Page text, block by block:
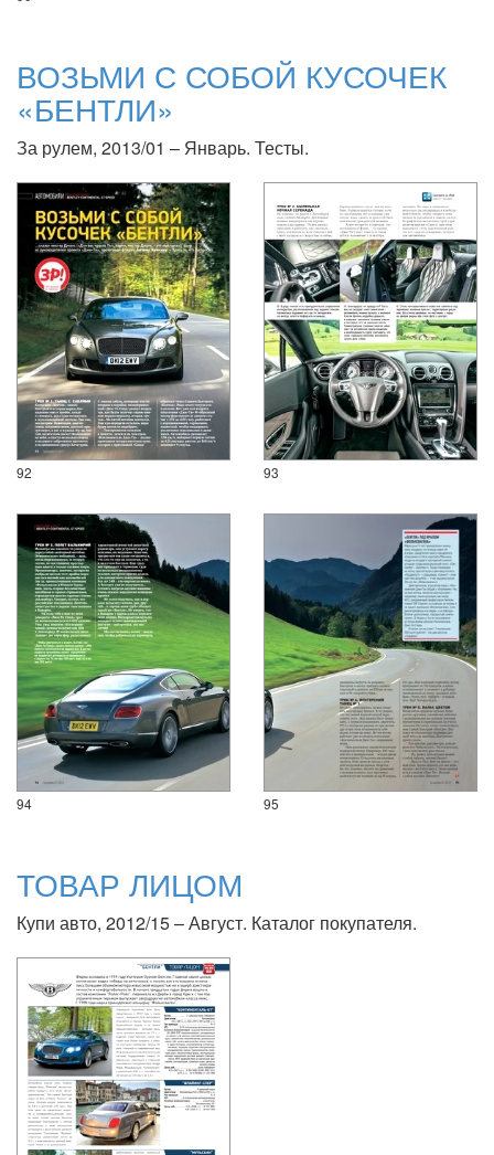
ВОЗЬМИ С СОБОЙ КУСОЧЕК
«БЕНТЛИ»
За рулем, 2013/01 – Январь. Тесты.
92 93
94 95
ТОВАР ЛИЦОМ
Купи авто, 2012/15 – Август. Каталог покупателя.